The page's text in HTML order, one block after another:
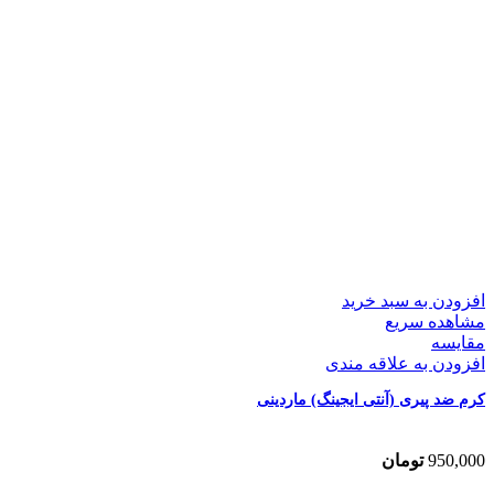
افزودن به سبد خرید
مشاهده سریع
مقایسه
افزودن به علاقه مندی
کرم ضد پیری (آنتی ایجینگ) ماردینی
950,000 تومان